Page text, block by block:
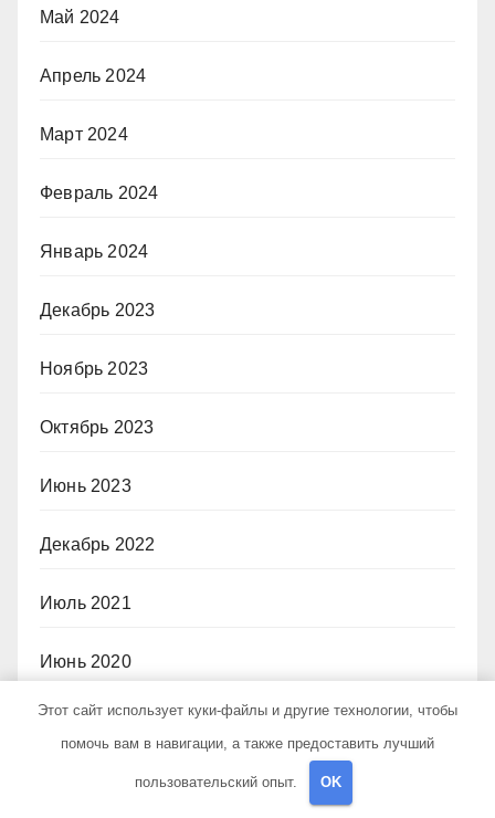
Май 2024
Апрель 2024
Март 2024
Февраль 2024
Январь 2024
Декабрь 2023
Ноябрь 2023
Октябрь 2023
Июнь 2023
Декабрь 2022
Июль 2021
Июнь 2020
Май 2020
Этот сайт использует куки-файлы и другие технологии, чтобы
помочь вам в навигации, а также предоставить лучший
пользовательский опыт. OK